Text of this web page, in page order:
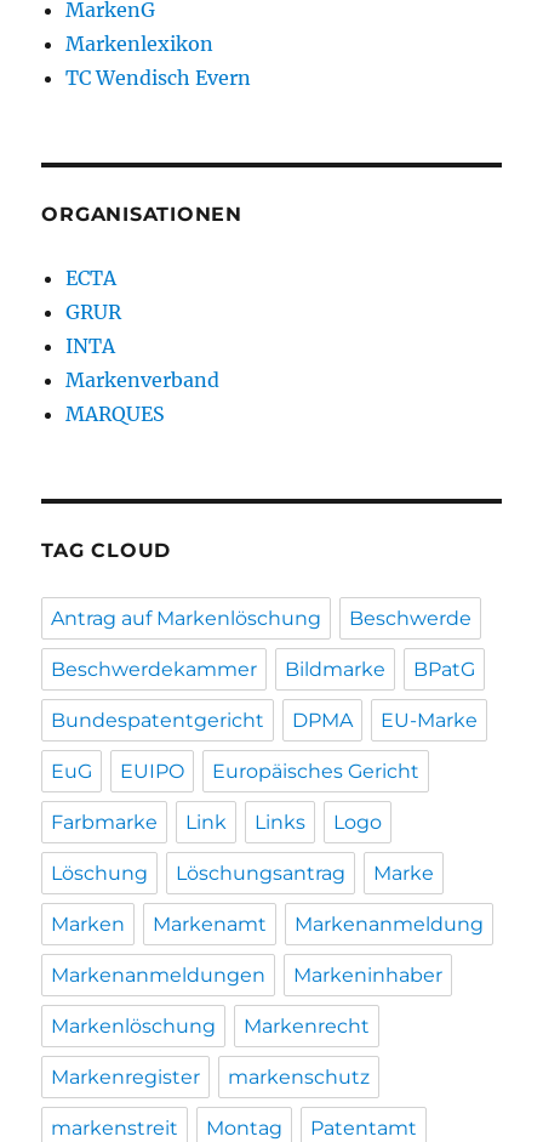
MarkenG
Markenlexikon
TC Wendisch Evern
ORGANISATIONEN
ECTA
GRUR
INTA
Markenverband
MARQUES
TAG CLOUD
Antrag auf Markenlöschung Beschwerde
Beschwerdekammer Bildmarke BPatG
Bundespatentgericht DPMA EU-Marke
EuG EUIPO Europäisches Gericht
Farbmarke Link Links Logo
Löschung Löschungsantrag Marke
Marken Markenamt Markenanmeldung
Markenanmeldungen Markeninhaber
Markenlöschung Markenrecht
Markenregister markenschutz
markenstreit Montag Patentamt